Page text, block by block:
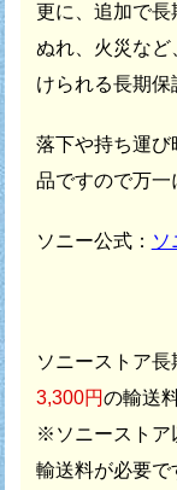
更に、追加で
ぬれ、火災など
けられる長期保
落下や持ち運び
品ですので万一
ソニー公式： ソ
ソニーストア
3,300円の輸送
※ソニーストア
輸送料が必要で